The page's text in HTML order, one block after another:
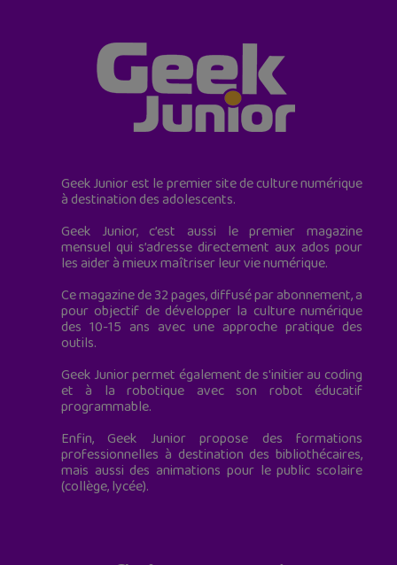
Geek Junior est le premier site de culture numérique
à destination des adolescents.
Geek Junior, c’est aussi le premier magazine
mensuel qui s’adresse directement aux ados pour
les aider à mieux maîtriser leur vie numérique.
Ce magazine de 32 pages, diffusé par abonnement, a
pour objectif de développer la culture numérique
des 10-15 ans avec une approche pratique des
outils.
Geek Junior permet également de s'initier au coding
et à la robotique avec son robot éducatif
programmable.
Enfin, Geek Junior propose des formations
professionnelles à destination des bibliothécaires,
mais aussi des animations pour le public scolaire
(collège, lycée).